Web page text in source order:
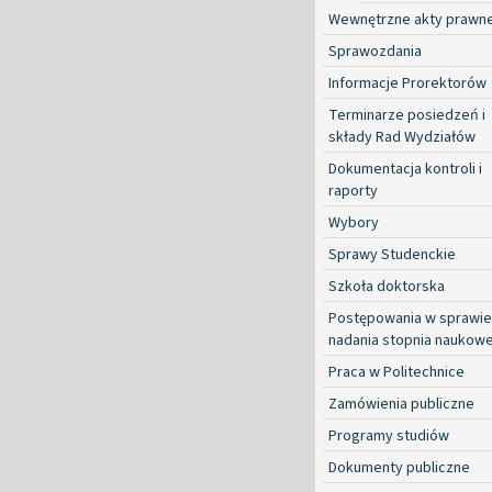
Wewnętrzne akty
Sprawozdania
Informacje Prorektorów
Terminarze posiedzeń i
składy Rad Wydziałów
Dokumentacja kontroli i
raporty
Wybory
Sprawy Studenckie
Szkoła doktorska
Postępowania w sprawie
nadania stopnia
Praca w Politechnice
Zamówienia publiczne
Programy studiów
Dokumenty publiczne